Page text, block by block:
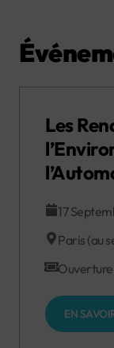
Les
17
Paris (au
EN